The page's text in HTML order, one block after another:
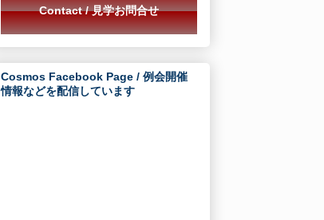
Contact / 見学お問合せ
Cosmos Facebook Page / 例会開催
情報などを配信しています